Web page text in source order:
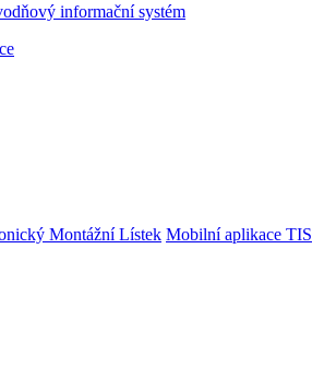
informační systém
Montážní Lístek Mobilní aplikace TIS